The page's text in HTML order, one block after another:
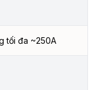
tối đa ~250A